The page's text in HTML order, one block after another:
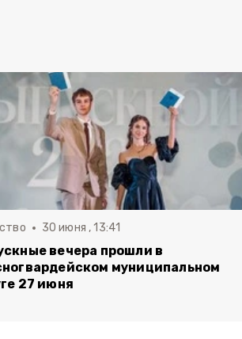
30 июня , 13:41
вечера прошли в
муниципальном
27 июня